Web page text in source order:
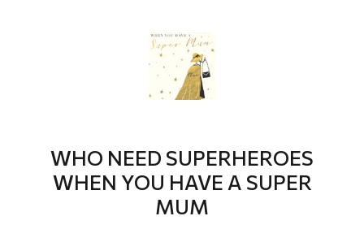
WHO NEED SUPERHEROES
WHEN YOU HAVE A SUPER
MUM